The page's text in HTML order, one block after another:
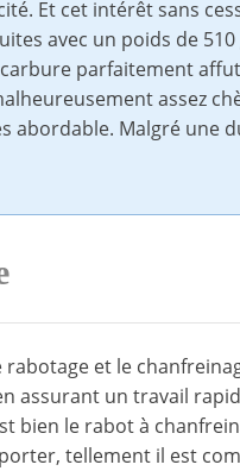
Et cet intérêt sans
avec un poids de
parfaitement
assez
abordable. Malgré une
et le
un travail
bien le rabot à
tellement il est